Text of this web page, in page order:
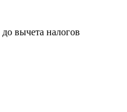
до вычета налогов